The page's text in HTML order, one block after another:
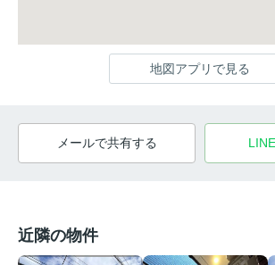
地図アプリで見る
メールで共有する
近隣の物件